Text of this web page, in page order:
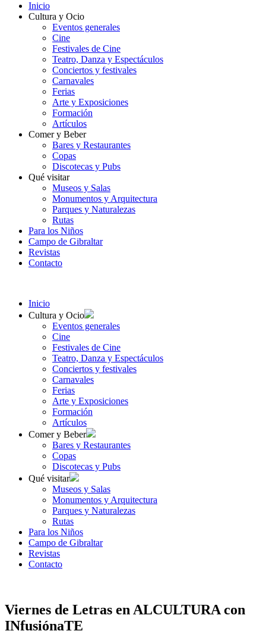
Inicio
Cultura y Ocio
Eventos generales
Cine
Festivales de Cine
Teatro, Danza y Espectáculos
Conciertos y festivales
Carnavales
Ferias
Arte y Exposiciones
Formación
Artículos
Comer y Beber
Bares y Restaurantes
Copas
Discotecas y Pubs
Qué visitar
Museos y Salas
Monumentos y Arquitectura
Parques y Naturalezas
Rutas
Para los Niños
Campo de Gibraltar
Revistas
Contacto
Inicio
Cultura y Ocio
Eventos generales
Cine
Festivales de Cine
Teatro, Danza y Espectáculos
Conciertos y festivales
Carnavales
Ferias
Arte y Exposiciones
Formación
Artículos
Comer y Beber
Bares y Restaurantes
Copas
Discotecas y Pubs
Qué visitar
Museos y Salas
Monumentos y Arquitectura
Parques y Naturalezas
Rutas
Para los Niños
Campo de Gibraltar
Revistas
Contacto
Viernes de Letras en ALCULTURA con
INfusiónaTE